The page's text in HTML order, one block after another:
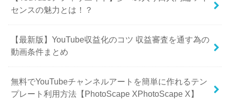
センスの魅力とは！？
【最新版】YouTube収益化のコツ 収益審査を通す為の
動画条件まとめ
無料でYouTubeチャンネルアートを簡単に作れるテン
プレート利用方法【PhotoScape XPhotoScape X】